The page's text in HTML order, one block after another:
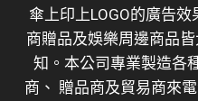
傘上印上LOGO的廣告
商贈品及娛樂周邊商品
知。本公司專業製造各
商、 贈品商及貿易商來